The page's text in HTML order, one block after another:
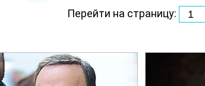
Перейти на страницу: